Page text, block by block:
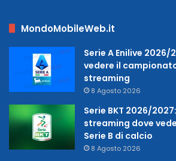
MondoMobileWeb.it
Serie A Enilive
vedere il
streaming
8 Agosto 2026
Serie BKT 2026/
streaming dove
Serie B di calcio
8 Agosto 2026